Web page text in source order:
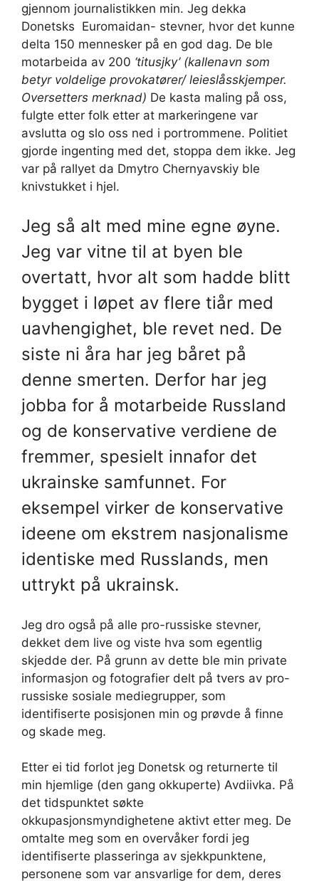
gjennom journalistikken min. Jeg dekka
Donetsks Euromaidan- stevner, hvor det kunne
delta 150 mennesker på en god dag. De ble
motarbeida av 200 ‘titusjky’ (kallenavn som
betyr voldelige provokatører/ leieslåsskjemper.
Oversetters merknad) De kasta maling på oss,
fulgte etter folk etter at markeringene var
avslutta og slo oss ned i portrommene. Politiet
gjorde ingenting med det, stoppa dem ikke. Jeg
var på rallyet da Dmytro Chernyavskiy ble
knivstukket i hjel.
Jeg så alt med mine egne øyne.
Jeg var vitne til at byen ble
overtatt, hvor alt som hadde blitt
bygget i løpet av flere tiår med
uavhengighet, ble revet ned. De
siste ni åra har jeg båret på
denne smerten. Derfor har jeg
jobba for å motarbeide Russland
og de konservative verdiene de
fremmer, spesielt innafor det
ukrainske samfunnet. For
eksempel virker de konservative
ideene om ekstrem nasjonalisme
identiske med Russlands, men
uttrykt på ukrainsk.
Jeg dro også på alle pro-russiske stevner,
dekket dem live og viste hva som egentlig
skjedde der. På grunn av dette ble min private
informasjon og fotografier delt på tvers av pro-
russiske sosiale mediegrupper, som
identifiserte posisjonen min og prøvde å finne
og skade meg.
Etter ei tid forlot jeg Donetsk og returnerte til
min hjemlige (den gang okkuperte) Avdiivka. På
det tidspunktet søkte
okkupasjonsmyndighetene aktivt etter meg. De
omtalte meg som en overvåker fordi jeg
identifiserte plasseringa av sjekkpunktene,
personene som var ansvarlige for dem, deres